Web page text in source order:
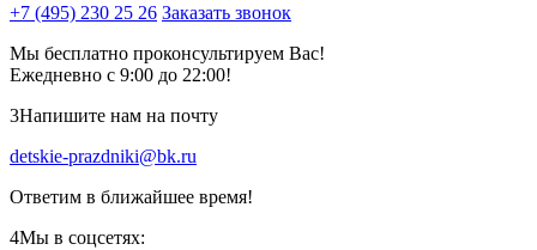
+7 (495) 230 25 26 Заказать звонок
Мы бесплатно проконсультируем Вас!
Ежедневно с 9:00 до 22:00!
3Напишите нам на почту
detskie-prazdniki@bk.ru
Ответим в ближайшее время!
4Мы в соцсетях: